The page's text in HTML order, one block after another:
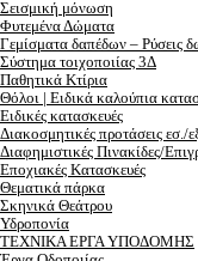
Σεισμική μόνωση
Φυτεμένα Δώματα
Γεμίσματα δαπέδων – Ρύσεις
Σύστημα τοιχοποιίας 3Δ
Παθητικά Κτίρια
Θόλοι | Ειδικά καλούπια
Ειδικές κατασκευές
Διακοσμητικές προτάσεις εσ./
Διαφημιστικές Πινακίδες/
Εποχιακές Κατασκευές
Θεματικά πάρκα
Σκηνικά Θεάτρου
Υδροπονία
ΤΕΧΝΙΚΑ ΕΡΓΑ ΥΠΟΔΟΜΗΣ